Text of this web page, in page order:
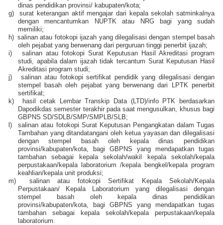
dinas pendidikan provinsi/ kabupaten/kota;
g)
surat keterangan aktif mengajar dari kepala sekolah satminkalnya
dengan mencantumkan NUPTK atau NRG bagi yang sudah
memiliki;
h) salinan atau fotokopi ijazah yang dilegalisasi dengan stempel basah
oleh pejabat yang berwenang dari perguruan tinggi penerbit ijazah;
i)
salinan atau fotokopi Surat Keputusan Hasil Akreditasi program
studi, apabila dalam ijazah tidak tercantum Surat Keputusan Hasil
Akreditasi program studi;
j)
salinan atau fotokopi sertifikat pendidik yang dilegalisasi dengan
stempel basah oleh pejabat yang berwenang dari LPTK penerbit
sertifikat;
k)
hasil cetak Lembar Transkip Data (LTD)/info PTK berdasarkan
Dapodikdas semester terakhir pada saat mengusulkan, khusus bagi
GBPNS SD/SDLB/SMP/SMPLB/SLB;
l)
salinan atau fotokopi Surat Keputusan Pengangkatan dalam Tugas
Tambahan yang ditandatangani oleh ketua yayasan dan dilegalisasi
dengan stempel basah oleh kepala dinas pendidikan
provinsi/kabupaten/kota, bagi GBPNS yang mendapatkan tugas
tambahan sebagai kepala sekolah/wakil kepala sekolah/kepala
perpustakaan/kepala laboratorium /kepala bengkel/kepala program
keahlian/kepala unit produksi;
m)
salinan atau fotokopi Sertifikat Kepala Sekolah/Kepala
Perpustakaan/ Kepala Laboratorium yang dilegalisasi dengan
stempel basah oleh kepala dinas pendidikan
provinsi/kabupaten/kota, bagi GBPNS yang mendapatkan tugas
tambahan sebagai kepala sekolah/kepala perpustakaan/kepala
laboratorium.